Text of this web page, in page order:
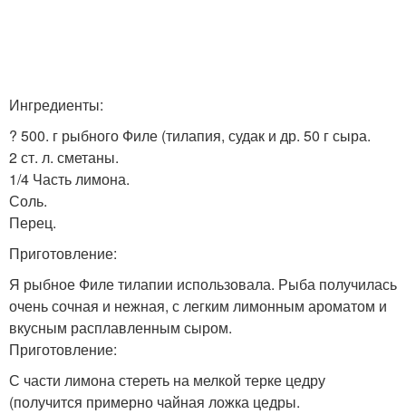
Ингредиенты:
? 500. г рыбного Филе (тилапия, судак и др. 50 г сыра.
2 ст. л. сметаны.
1/4 Часть лимона.
Соль.
Перец.
Приготовление:
Я рыбное Филе тилапии использовала. Рыба получилась
очень сочная и нежная, с легким лимонным ароматом и
вкусным расплавленным сыром.
Приготовление:
С части лимона стереть на мелкой терке цедру
(получится примерно чайная ложка цедры.